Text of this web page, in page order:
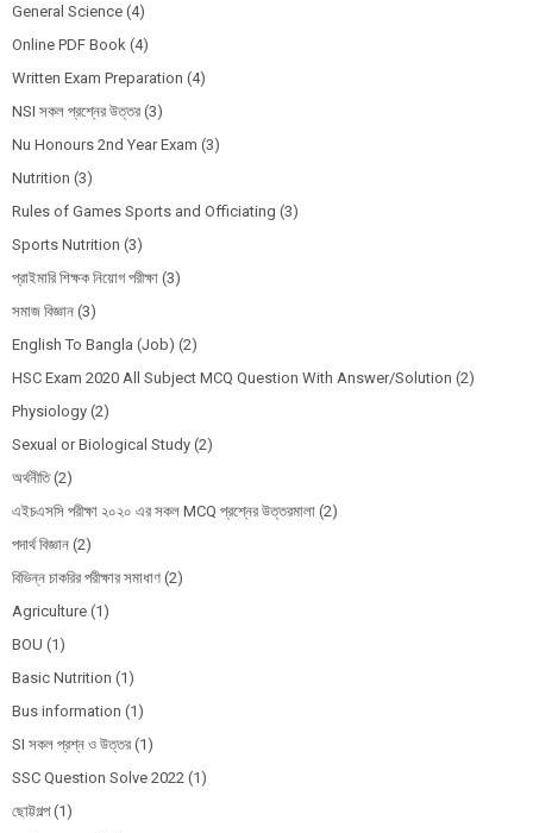
General Science (4)
Online PDF Book (4)
Written Exam Preparation (4)
NSI সকল প্রশ্নের উত্তর (3)
Nu Honours 2nd Year Exam (3)
Nutrition (3)
Rules of Games Sports and Officiating (3)
Sports Nutrition (3)
প্রাইমারি শিক্ষক নিয়োগ পরীক্ষা (3)
সমাজ বিজ্ঞান (3)
English To Bangla (Job) (2)
HSC Exam 2020 All Subject MCQ Question With Answer/Solution (2)
Physiology (2)
Sexual or Biological Study (2)
অর্থনীতি (2)
এইচএসসি পরীক্ষা ২০২০ এর সকল MCQ প্রশ্নের উত্তরমালা (2)
পদার্থ বিজ্ঞান (2)
বিভিন্ন চাকরির পরীক্ষার সমাধাণ (2)
Agriculture (1)
BOU (1)
Basic Nutrition (1)
Bus information (1)
SI সকল প্রশ্ন ও উত্তর (1)
SSC Question Solve 2022 (1)
ছোট্টগল্প (1)